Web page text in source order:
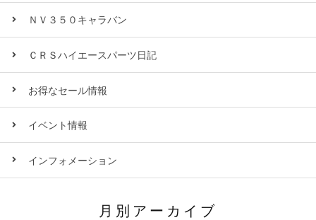
ＮＶ３５０キャラバン
ＣＲＳハイエースパーツ日記
お得なセール情報
イベント情報
インフォメーション
月別アーカイブ